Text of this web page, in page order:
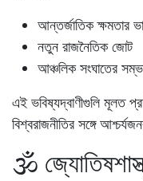
আন্তর্জাতিক ক্ষমতার
নতুন রাজনৈতিক জোট
আঞ্চলিক সংঘাতের
এই ভবিষ্যদ্বাণীগুলি মূলত
বিশ্বরাজনীতির সঙ্গে
🕉️